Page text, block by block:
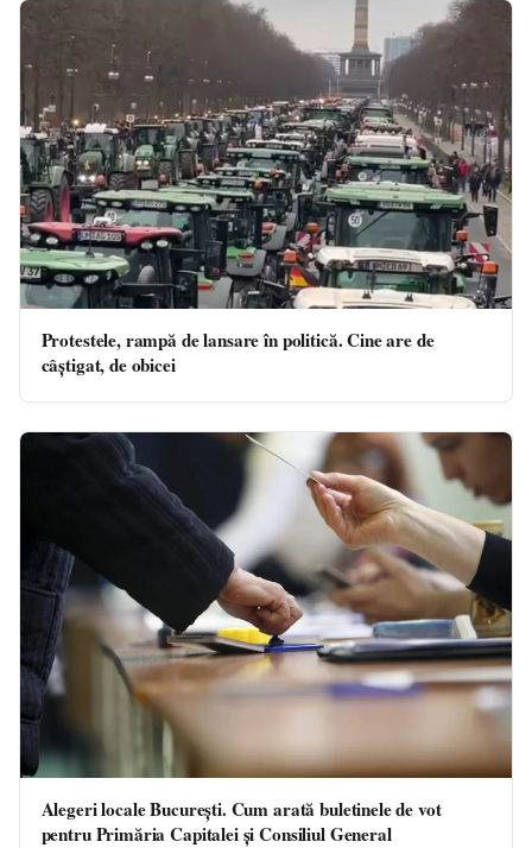
Protestele, rampă de lansare în politică. Cine are de
câștigat, de obicei
Alegeri locale București. Cum arată buletinele de vot
pentru Primăria Capitalei şi Consiliul General